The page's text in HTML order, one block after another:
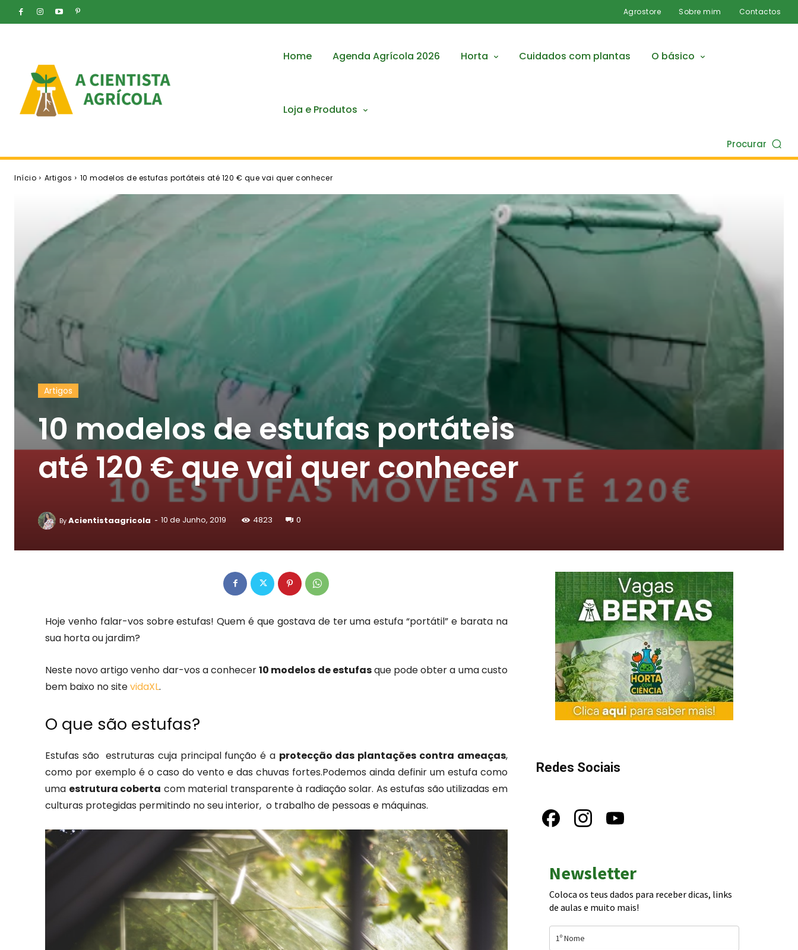
Agrostore Sobre mim Contactos
Home Agenda Agrícola 2026 Horta Cuidados com plantas O básico
Loja e Produtos
Procurar
Início Artigos 10 modelos de estufas portáteis até 120 € que vai quer conhecer
Artigos
10 modelos de estufas portáteis
até 120 € que vai quer conhecer
ByAcientistaagricola - 10 de Junho, 2019 4823 0
Hoje venho falar-vos sobre estufas! Quem é que gostava de ter uma estufa “portátil” e barata na
sua horta ou jardim?
Neste novo artigo venho dar-vos a conhecer10 modelos de estufasque pode obter a uma custo
bem baixo no sitevidaXL.
O que são estufas?
Estufas são estruturas cuja principal função é a protecção das plantações contra ameaças,
como por exemplo é o caso do vento e das chuvas fortes.Podemos ainda definir um estufa como
uma estrutura coberta com material transparente à radiação solar. As estufas são utilizadas em
culturas protegidas permitindo no seu interior, o trabalho de pessoas e máquinas.
Redes Sociais
Newsletter
Coloca os teus dados para receber dicas, links
de aulas e muito mais!